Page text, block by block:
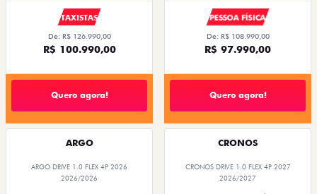
TAXISTAS
De: R$ 126.990,00
R$ 100.990,00
Quero agora!
PESSOA FÍSICA
De: R$ 108.990,00
R$ 97.990,00
Quero agora!
ARGO
ARGO DRIVE 1.0 FLEX 4P 2026
2026/2026
CRONOS
CRONOS DRIVE 1.0 FLEX 4P 2027
2026/2027